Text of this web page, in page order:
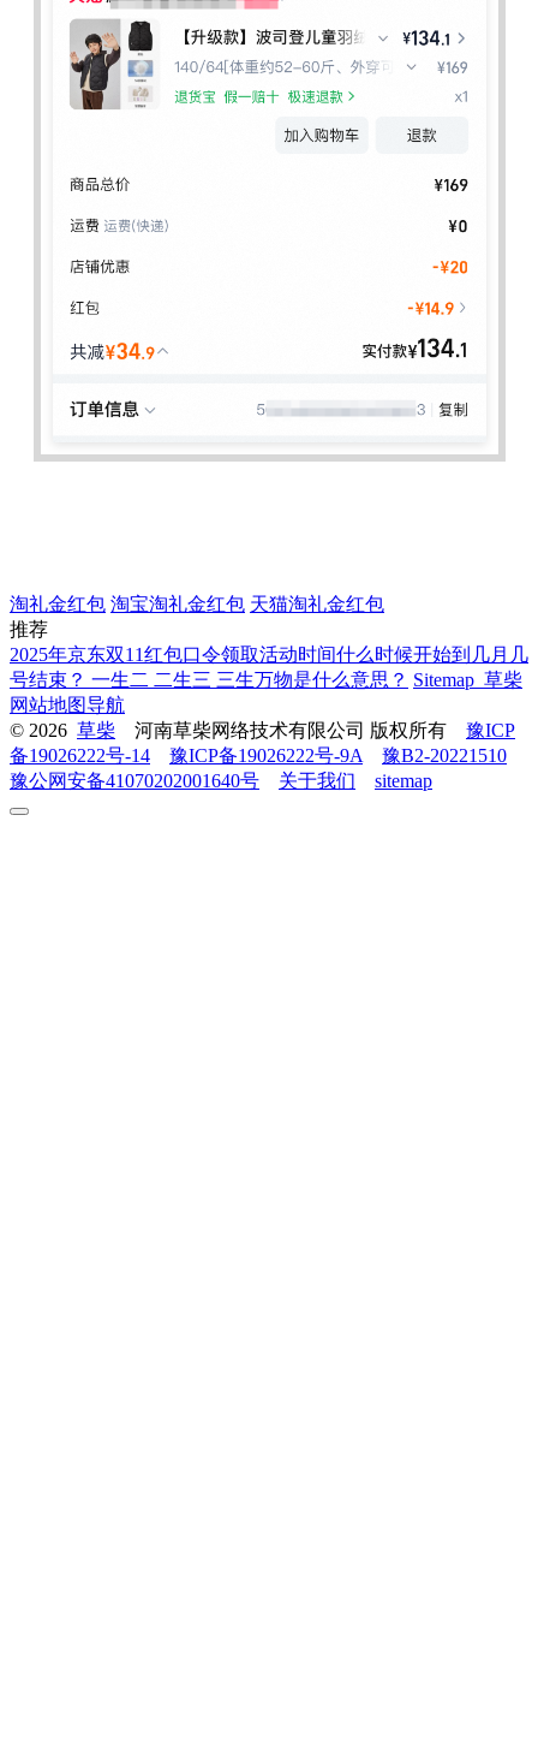
淘礼金红包 淘宝淘礼金红包 天猫淘礼金红包
推荐
2025年京东双11红包口令领取活动时间什么时候开始到几月几
号结束？ 一生二 二生三 三生万物是什么意思？ Sitemap_草柴
网站地图导航
© 2026 草柴 河南草柴网络技术有限公司 版权所有 豫ICP
备19026222号-14
豫ICP备19026222号-9A
豫B2-20221510
豫公网安备41070202001640号
关于我们 sitemap